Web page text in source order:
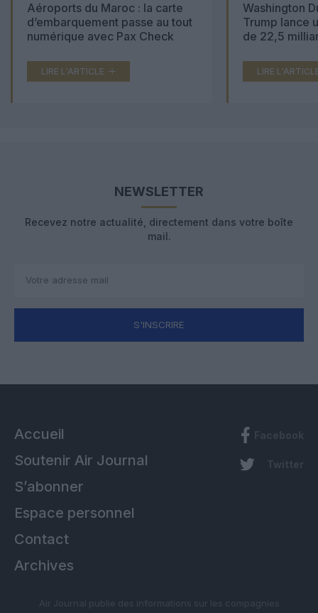
Aéroports du Maroc : la carte
d’embarquement passe au tout
numérique avec Pax Check
LIRE L'ARTICLE
Washington
Trump lance
de 22,5
LIRE
NEWSLETTER
Recevez notre actualité, directement dans votre boîte
mail.
S'INSCRIRE
Accueil
Soutenir Air Journal
S’abonner
Espace personnel
Contact
Archives